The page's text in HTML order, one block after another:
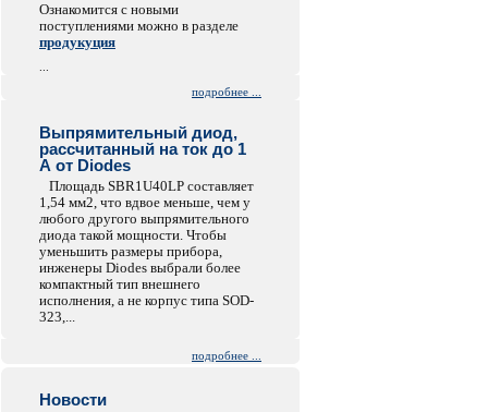
Ознакомится с новыми
поступлениями можно в разделе
продукуция
подробнее ...
Выпрямительный диод,
рассчитанный на ток до 1
А от Diodes
Площадь SBR1U40LP составляет
1,54 мм2, что вдвое меньше, чем у
любого другого выпрямительного
диода такой мощности. Чтобы
уменьшить размеры прибора,
инженеры Diodes выбрали более
компактный тип внешнего
исполнения, а не корпус типа SOD-
323,...
подробнее ...
Новости